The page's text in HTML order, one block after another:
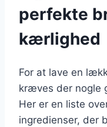
perfekte
kærlighed
For at lave en
kræves der nogle
Her er en liste
ingredienser, der